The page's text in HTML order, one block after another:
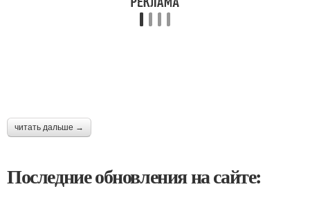
читать дальше →
Последние обновления на сайте: